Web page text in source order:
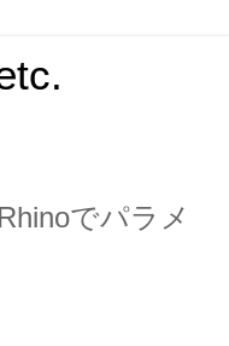
でパラメ